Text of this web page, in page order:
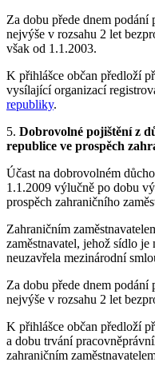
Za dobu přede dnem podání
nejvýše v rozsahu 2 let
však od 1.1.2003.
K přihlášce občan předloží
vysílající organizací
republiky.
5. Dobrovolné pojištění z
republice ve prospěch
Účast na dobrovolném
1.1.2009 výlučně po dobu
prospěch zahraničního
Zahraničním
zaměstnavatel, jehož sídlo
neuzavřela mezinárodní
Za dobu přede dnem podání
nejvýše v rozsahu 2 let
K přihlášce občan předloží
a dobu trvání
zahraničním